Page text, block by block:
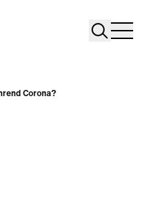
Search
Corona?